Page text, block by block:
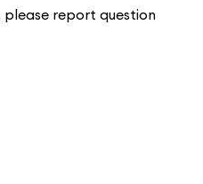
please report question